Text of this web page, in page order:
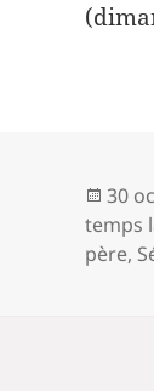
le
30
temps
père,